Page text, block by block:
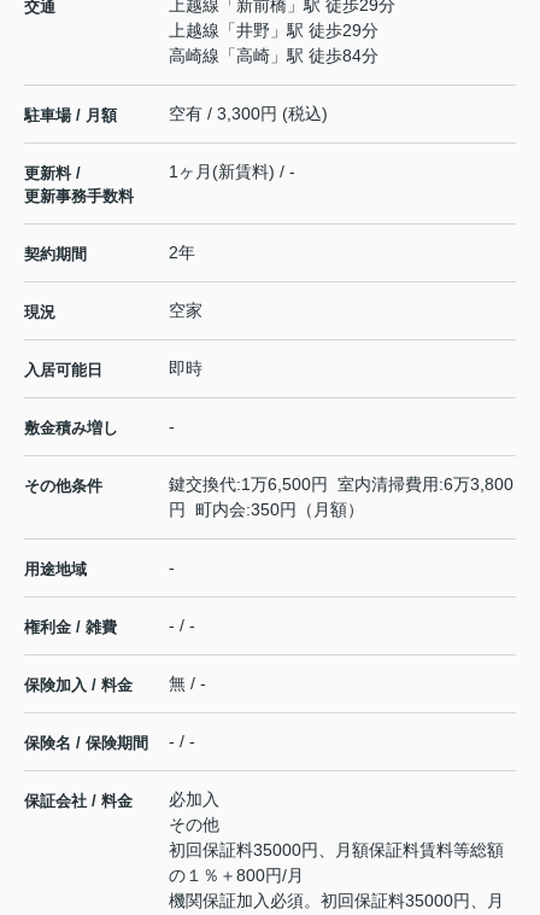
交通 上越線 「新前橋 」駅 徒歩29分
上越線 「井野 」駅 徒歩29分
高崎線 「高崎 」駅 徒歩84分
駐車場 / 月額 空有 / 3,300円 (税込)
更新料 /
更新事務手数料
1ヶ月(新賃料) / -
契約期間 2年
現況 空家
入居可能日 即時
敷金積み増し -
その他条件
鍵交換代:1万6,500円 室内清掃費用:6万3,800
円 町内会:350円（月額）
用途地域 -
権利金 / 雑費 - / -
保険加入 / 料金 無 / -
保険名 / 保険期間 - / -
保証会社 / 料金
必加入
その他
初回保証料35000円、月額保証料賃料等総額
の１％＋800円/月
機関保証加入必須。初回保証料35000円、月